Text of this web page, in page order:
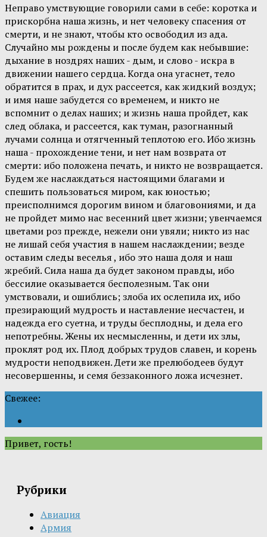
Неправо умствующие говорили сами в себе: коротка и
прискорбна наша жизнь, и нет человеку спасения от
смерти, и не знают, чтобы кто освободил из ада.
Случайно мы рождены и после будем как небывшие:
дыхание в ноздрях наших - дым, и слово - искра в
движении нашего сердца. Когда она угаснет, тело
обратится в прах, и дух рассеется, как жидкий воздух;
и имя наше забудется со временем, и никто не
вспомнит о делах наших; и жизнь наша пройдет, как
след облака, и рассеется, как туман, разогнанный
лучами солнца и отягченный теплотою его. Ибо жизнь
наша - прохождение тени, и нет нам возврата от
смерти: ибо положена печать, и никто не возвращается.
Будем же наслаждаться настоящими благами и
спешить пользоваться миром, как юностью;
преисполнимся дорогим вином и благовониями, и да
не пройдет мимо нас весенний цвет жизни; увенчаемся
цветами роз прежде, нежели они увяли; никто из нас
не лишай себя участия в нашем наслаждении; везде
оставим следы веселья , ибо это наша доля и наш
жребий. Сила наша да будет законом правды, ибо
бессилие оказывается бесполезным. Так они
умствовали, и ошиблись; злоба их ослепила их, ибо
презирающий мудрость и наставление несчастен, и
надежда его суетна, и труды бесплодны, и дела его
непотребны. Жены их несмысленны, и дети их злы,
проклят род их. Плод добрых трудов славен, и корень
мудрости неподвижен. Дети же прелюбодеев будут
несовершенны, и семя беззаконного ложа исчезнет.
Свежее:
Привет, гость!
Рубрики
Авиация
Армия